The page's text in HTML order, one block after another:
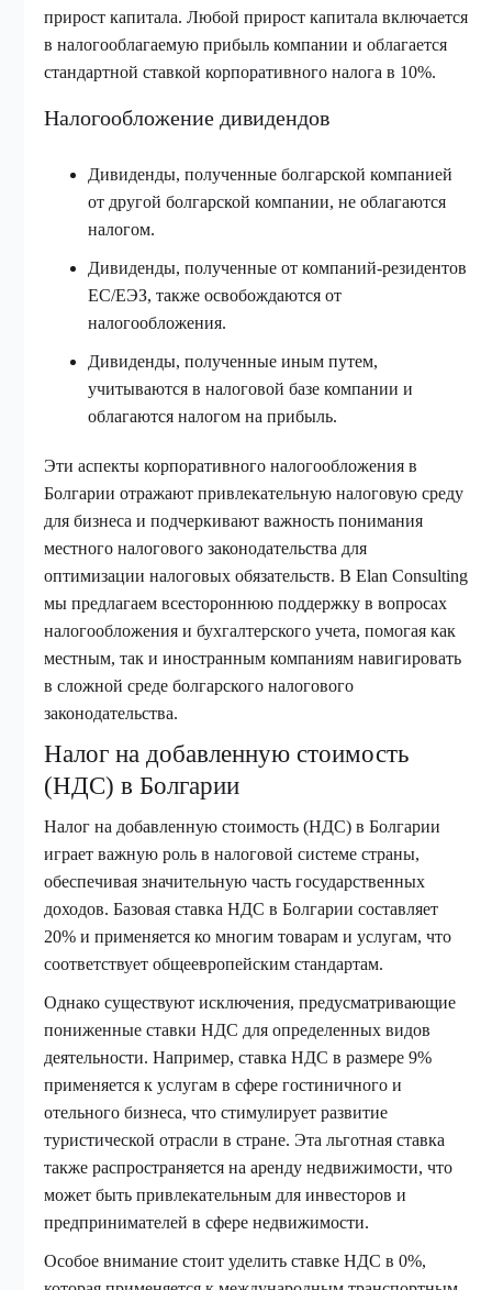
прирост капитала. Любой прирост капитала включается
в налогооблагаемую прибыль компании и облагается
стандартной ставкой корпоративного налога в 10%.
Налогообложение дивидендов
Дивиденды, полученные болгарской компанией
от другой болгарской компании, не облагаются
налогом.
Дивиденды, полученные от компаний-резидентов
ЕС/ЕЭЗ, также освобождаются от
налогообложения.
Дивиденды, полученные иным путем,
учитываются в налоговой базе компании и
облагаются налогом на прибыль.
Эти аспекты корпоративного налогообложения в
Болгарии отражают привлекательную налоговую среду
для бизнеса и подчеркивают важность понимания
местного налогового законодательства для
оптимизации налоговых обязательств. В Elan Consulting
мы предлагаем всестороннюю поддержку в вопросах
налогообложения и бухгалтерского учета, помогая как
местным, так и иностранным компаниям навигировать
в сложной среде болгарского налогового
законодательства.
Налог на добавленную стоимость
(НДС) в Болгарии
Налог на добавленную стоимость (НДС) в Болгарии
играет важную роль в налоговой системе страны,
обеспечивая значительную часть государственных
доходов. Базовая ставка НДС в Болгарии составляет
20% и применяется ко многим товарам и услугам, что
соответствует общеевропейским стандартам.
Однако существуют исключения, предусматривающие
пониженные ставки НДС для определенных видов
деятельности. Например, ставка НДС в размере 9%
применяется к услугам в сфере гостиничного и
отельного бизнеса, что стимулирует развитие
туристической отрасли в стране. Эта льготная ставка
также распространяется на аренду недвижимости, что
может быть привлекательным для инвесторов и
предпринимателей в сфере недвижимости.
Особое внимание стоит уделить ставке НДС в 0%,